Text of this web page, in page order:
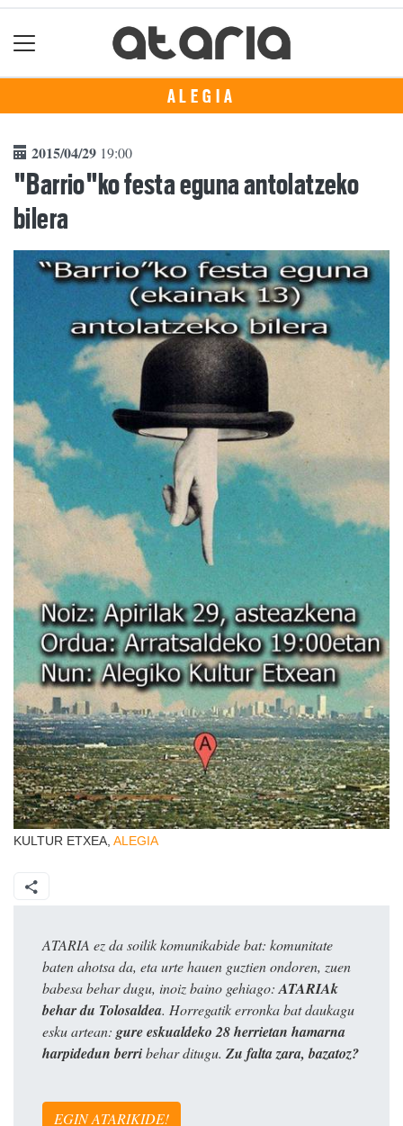
ALEGIA
2015/04/29 19:00
"Barrio"ko festa eguna antolatzeko
bilera
KULTUR ETXEA, ALEGIA
ATARIA ez da soilik komunikabide bat: komunitate
baten ahotsa da, eta urte hauen guztien ondoren, zuen
babesa behar dugu, inoiz baino gehiago:ATARIAk
behar du Tolosaldea. Horregatik erronka bat daukagu
esku artean: gure eskualdeko 28 herrietan hamarna
harpidedun berribehar ditugu. Zu falta zara, bazatoz?
EGIN ATARIKIDE!